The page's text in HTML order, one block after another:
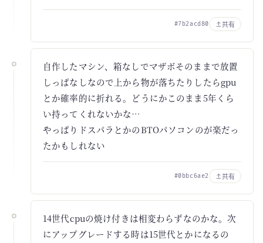
#7b2acd80 共有
自作したマシン、箱なしでマザボそのままで放置
しっぱなしなので上から物が落ちたりしたらgpu
とか確率的に折れる。どうにかこのまま5年くら
い持ってくれないかな…
やっぱりドスパラとかのBTOパソコンのが楽だっ
たかもしれない
#0bbc6ae2 共有
14世代cpuの焼け付きは相変わらずなのかな。次
にアップグレードする時は15世代とかになるの